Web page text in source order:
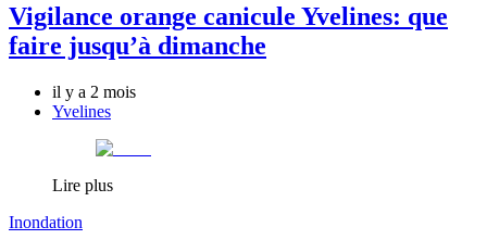
Vigilance orange canicule Yvelines: que
faire jusqu’à dimanche
il y a 2 mois
Yvelines
Lire plus
Inondation